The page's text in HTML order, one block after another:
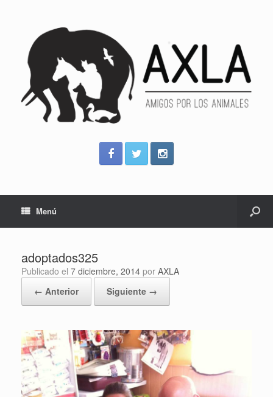
Menú
adoptados325
Publicado el 7 diciembre, 2014 por AXLA
← Anterior
Siguiente →